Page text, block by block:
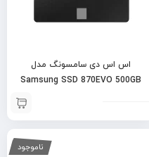
اس اس دی سامسونگ مدل
Samsung SSD 870EVO 500GB
ناموجود